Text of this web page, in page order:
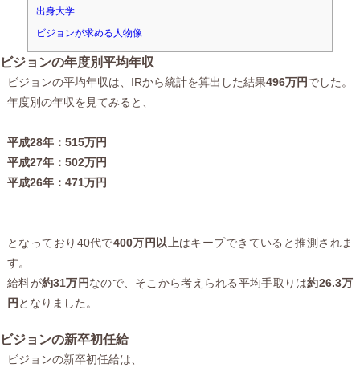
出身大学
ビジョンが求める人物像
ビジョンの年度別平均年収
ビジョンの平均年収は、IRから統計を算出した結果496万円でした。
年度別の年収を見てみると、
平成28年：515万円
平成27年：502万円
平成26年：471万円
となっており40代で400万円以上はキープできていると推測されま
す。
給料が約31万円なので、そこから考えられる平均手取りは約26.3万
円 となりました。
ビジョンの新卒初任給
ビジョンの新卒初任給は、